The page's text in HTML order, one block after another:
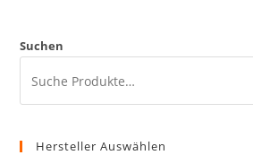
Suchen
Hersteller Auswählen